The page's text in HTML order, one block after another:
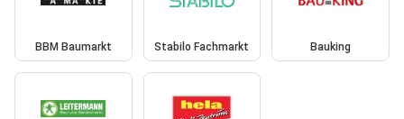
BBM Baumarkt Stabilo Fachmarkt Bauking